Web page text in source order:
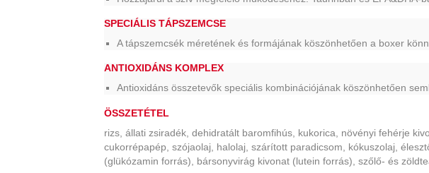
SPECIÁLIS TÁPSZEMCSE
A tápszemcsék méretének és formájának köszönhetően a boxer
ANTIOXIDÁNS KOMPLEX
Antioxidáns összetevők speciális kombinációjának köszönhetően
ÖSSZETÉTEL
rizs, állati zsiradék, dehidratált baromfihús, kukorica, növényi fehérje
cukorrépapép, szójaolaj, halolaj, szárított paradicsom, kókuszolaj,
(glükózamin forrás), bársonyvirág kivonat (lutein forrás), szőlő- és